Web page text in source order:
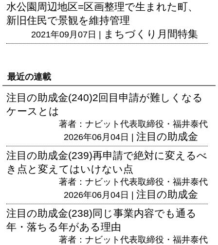
水公園周辺地区=区画整理で生まれた町、
新旧住民で景観を維持管理
2021年09月07日 | まちづくり月間特集
最近の連載
注目の助成金(240)2回目申請が難しくなる
ケースとは
著者：ナビット代表取締役・福井泰代
2026年06月04日 | 注目の助成金
注目の助成金(239)再申請で絶対に変えるべ
き点と変えてはいけない点
著者：ナビット代表取締役・福井泰代
2026年06月04日 | 注目の助成金
注目の助成金(238)同じ事業内容でも通る
年・落ちる年がある理由
著者：ナビット代表取締役・福井泰代